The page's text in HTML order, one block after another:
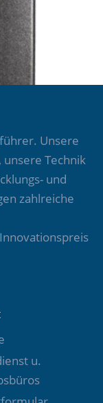
Unsere
Technik
und
zahlreiche
u.